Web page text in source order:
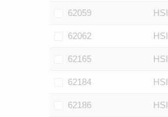
62059 HSI
62062 HSI
62165 HSI
62184 HSI
62186 HSI